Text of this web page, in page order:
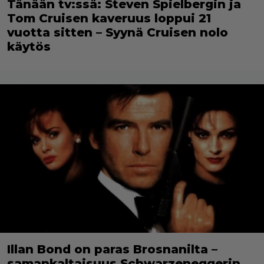
Tänään tv:ssä: Steven Spielbergin ja
Tom Cruisen kaveruus loppui 21
vuotta sitten – Syynä Cruisen nolo
käytös
Illan Bond on paras Brosnanilta –